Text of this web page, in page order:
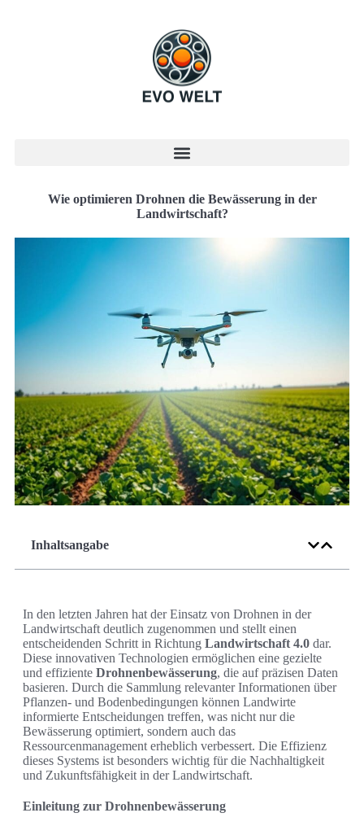
Wie optimieren Drohnen die Bewässerung in der
Landwirtschaft?
Inhaltsangabe
In den letzten Jahren hat der Einsatz von Drohnen in der
Landwirtschaft deutlich zugenommen und stellt einen
entscheidenden Schritt in Richtung Landwirtschaft 4.0 dar.
Diese innovativen Technologien ermöglichen eine gezielte
und effiziente Drohnenbewässerung, die auf präzisen Daten
basieren. Durch die Sammlung relevanter Informationen über
Pflanzen- und Bodenbedingungen können Landwirte
informierte Entscheidungen treffen, was nicht nur die
Bewässerung optimiert, sondern auch das
Ressourcenmanagement erheblich verbessert. Die Effizienz
dieses Systems ist besonders wichtig für die Nachhaltigkeit
und Zukunftsfähigkeit in der Landwirtschaft.
Einleitung zur Drohnenbewässerung